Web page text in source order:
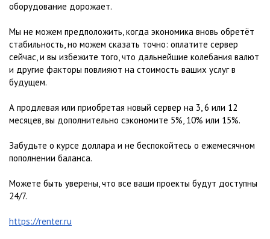
оборудование дорожает.
Мы не можем предположить, когда экономика вновь обретёт
стабильность, но можем сказать точно: оплатите сервер
сейчас, и вы избежите того, что дальнейшие колебания валют
и другие факторы повлияют на стоимость ваших услуг в
будущем.
А продлевая или приобретая новый сервер на 3, 6 или 12
месяцев, вы дополнительно сэкономите 5%, 10% или 15%.
Забудьте о курсе доллара и не беспокойтесь о ежемесячном
пополнении баланса.
Можете быть уверены, что все ваши проекты будут доступны
24/7.
https://renter.ru